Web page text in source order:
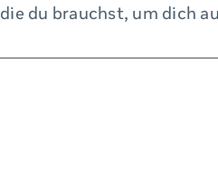
du brauchst, um dich